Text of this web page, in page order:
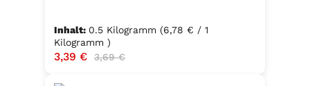
Inhalt: 0.5 Kilogramm (6,78 € / 1
Kilogramm )
Verkaufspreis:
3,39 € Regulärer Preis:
3,69 €